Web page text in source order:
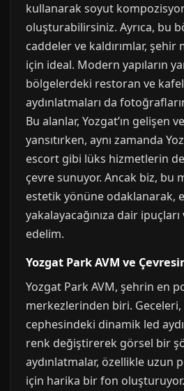
kullanarak soyut
oluşturabilirsiniz. Ayrıca, bu
caddeler ve kaldırımlar, şehir
için ideal. Modern yapıların
bölgelerdeki restoran ve
aydınlatmaları da
Bu alanlar, Yozgat’ın gelişen
yansıtırken, aynı zamanda
escort gibi lüks hizmetlerin
çevre sunuyor. Ancak biz, bu
estetik yönüne odaklanarak,
yakalayacağınıza dair
edelim.
Yozgat Park AVM ve
Yozgat Park AVM, şehrin en
merkezlerinden biri. Geceleri,
cephesindeki dinamik led
renk değiştirerek görsel bir
aydınlatmalar, özellikle uzun
için harika bir fon